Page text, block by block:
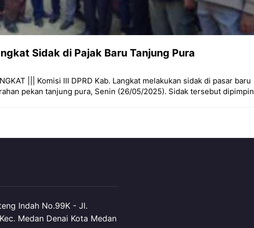
Sidak di Pajak Baru Tanjung Pura
||| Komisi III DPRD Kab. Langkat melakukan sidak di pasar baru
pekan tanjung pura, Senin (26/05/2025). Sidak tersebut dipimpin
Indah No.99K - Jl.
Medan Denai Kota Medan